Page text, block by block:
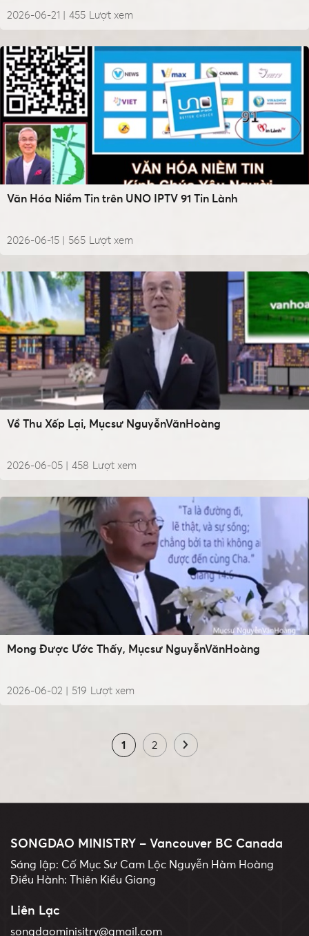
2026-06-21 | Lượt xem
455
Văn Hóa Niềm Tin trên UNO IPTV 91 Tin Lành
2026-06-15 | Lượt xem
565
Về Thu Xếp Lại, Mụcsư NguyễnVănHoàng
2026-06-05 | Lượt xem
458
Mong Được Ước Thấy, Mụcsư NguyễnVănHoàng
2026-06-02 | Lượt xem
519
1 2
SONGDAO MINISTRY – Vancouver BC Canada
Sáng lập: Cố Mục Sư Cam Lộc Nguyễn Hàm Hoàng
Điều Hành: Thiên Kiều Giang
Liên Lạc
songdaominisitry@gmail.com